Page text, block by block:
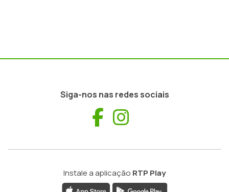
Siga-nos nas redes sociais
Facebook
Instale a aplicação RTP Play